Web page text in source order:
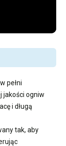
pełni
jakości ogniw
i długą
tak, aby